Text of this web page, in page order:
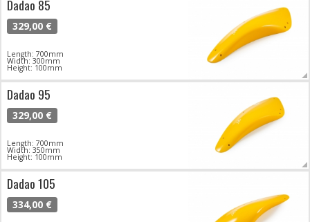
Dadao 85
329,00 €
Length: 700mm
Width: 300mm
Height: 100mm
Dadao 95
329,00 €
Length: 700mm
Width: 350mm
Height: 100mm
Dadao 105
334,00 €